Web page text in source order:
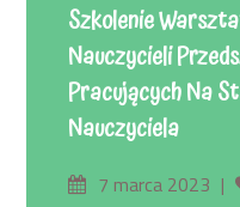
Szkolenie
Nauczycieli
Pracujących Na
Nauczyciela
7 marca 2023